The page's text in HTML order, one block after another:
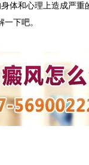
体和心理上造成严
一下吧。